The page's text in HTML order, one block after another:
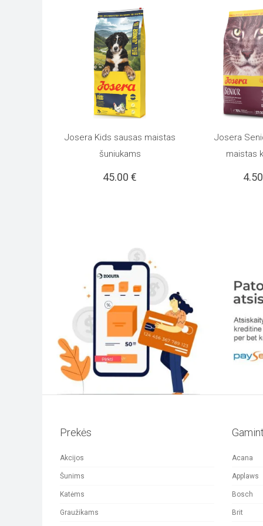
Į KREPŠELĮ
Josera Kids sausas maistas
šuniukams
45.00 €
PASIRINKTI
Josera
maistas
4.50
Prekės
Akcijos
Šunims
Katėms
Graužikams
Acana
Applaws
Bosch
Brit